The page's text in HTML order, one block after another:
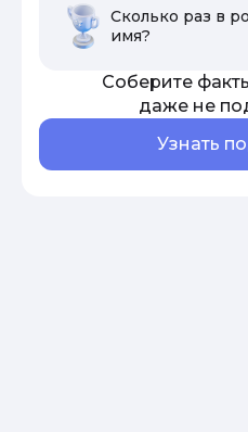
Сколько раз в
имя?
Соберите
даже не
Узнать